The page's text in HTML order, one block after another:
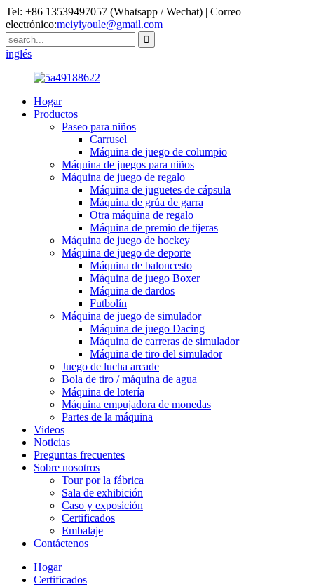
Tel: +86 13539497057 (Whatsapp / Wechat) | Correo
electrónico:meiyiyoule@gmail.com
inglés
Hogar
Productos
Paseo para niños
Carrusel
Máquina de juego de columpio
Máquina de juegos para niños
Máquina de juego de regalo
Máquina de juguetes de cápsula
Máquina de grúa de garra
Otra máquina de regalo
Máquina de premio de tijeras
Máquina de juego de hockey
Máquina de juego de deporte
Máquina de baloncesto
Máquina de juego Boxer
Máquina de dardos
Futbolín
Máquina de juego de simulador
Máquina de juego Dacing
Máquina de carreras de simulador
Máquina de tiro del simulador
Juego de lucha arcade
Bola de tiro / máquina de agua
Máquina de lotería
Máquina empujadora de monedas
Partes de la máquina
Videos
Noticias
Preguntas frecuentes
Sobre nosotros
Tour por la fábrica
Sala de exhibición
Caso y exposición
Certificados
Embalaje
Contáctenos
Hogar
Certificados